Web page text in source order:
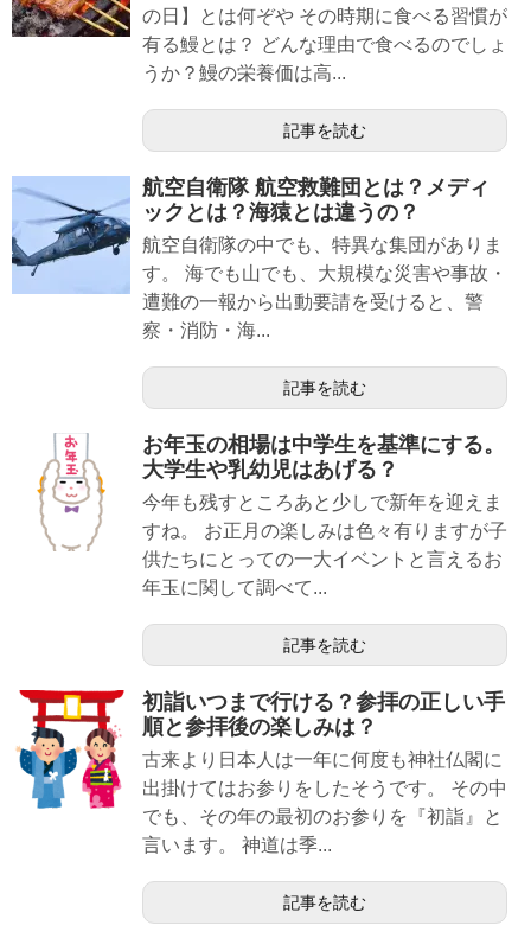
の日】とは何ぞや その時期に食べる習慣が
有る鰻とは？ どんな理由で食べるのでしょ
うか？鰻の栄養価は高...
記事を読む
航空自衛隊 航空救難団とは？メディ
ックとは？海猿とは違うの？
航空自衛隊の中でも、特異な集団がありま
す。 海でも山でも、大規模な災害や事故・
遭難の一報から出動要請を受けると、警
察・消防・海...
記事を読む
お年玉の相場は中学生を基準にする。
大学生や乳幼児はあげる？
今年も残すところあと少しで新年を迎えま
すね。 お正月の楽しみは色々有りますが子
供たちにとっての一大イベントと言えるお
年玉に関して調べて...
記事を読む
初詣いつまで行ける？参拝の正しい手
順と参拝後の楽しみは？
古来より日本人は一年に何度も神社仏閣に
出掛けてはお参りをしたそうです。 その中
でも、その年の最初のお参りを『初詣』と
言います。 神道は季...
記事を読む